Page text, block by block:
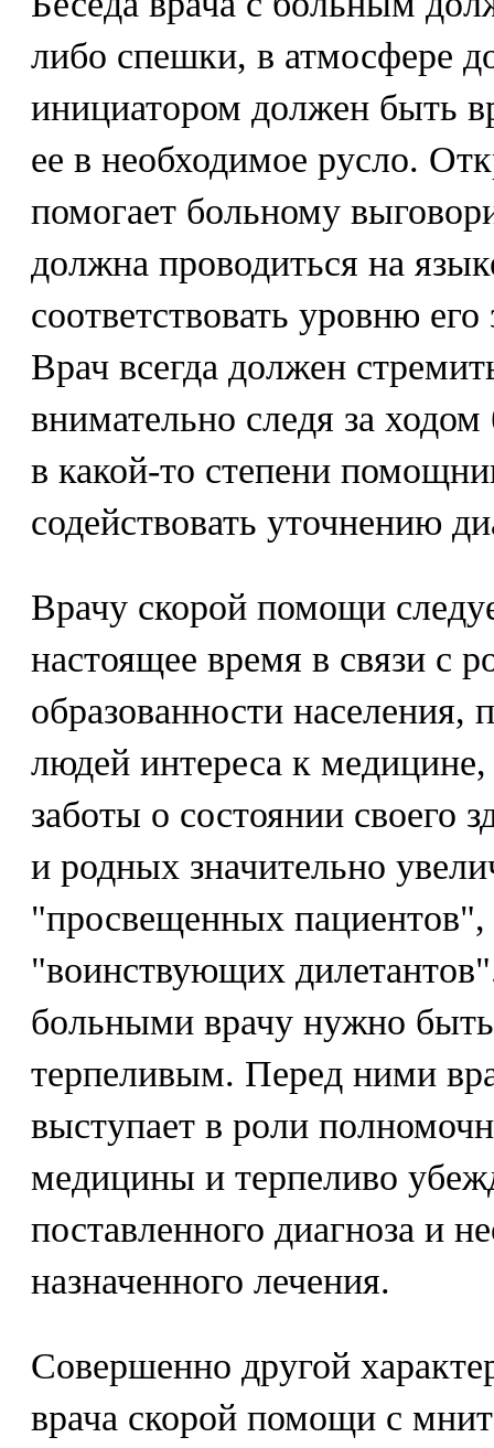
либо спешки, в атмосфере
инициатором должен быть
ее в необходимое русло.
помогает больному
должна проводиться на
соответствовать уровню
Врач всегда должен
внимательно следя за
в какой-то степени
содействовать уточнению
Врачу скорой помощи
настоящее время в связи с
образованности
людей интереса к медицине,
заботы о состоянии своего
и родных значительно
"просвещенных пациентов",
"воинствующих
больными врачу нужно
терпеливым. Перед ними
выступает в роли
медицины и терпеливо
поставленного диагноза и
назначенного лечения.
Совершенно другой
врача скорой помощи с